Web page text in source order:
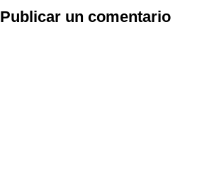
Publicar un comentario